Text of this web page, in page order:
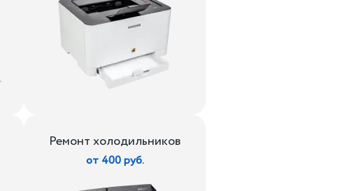
Ремонт холодильников
от 400 руб.